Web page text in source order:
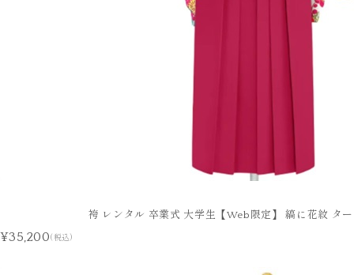
袴 レンタル 卒業式 大学生【Web限定】 縞に花紋 タ
¥35,200(税込)